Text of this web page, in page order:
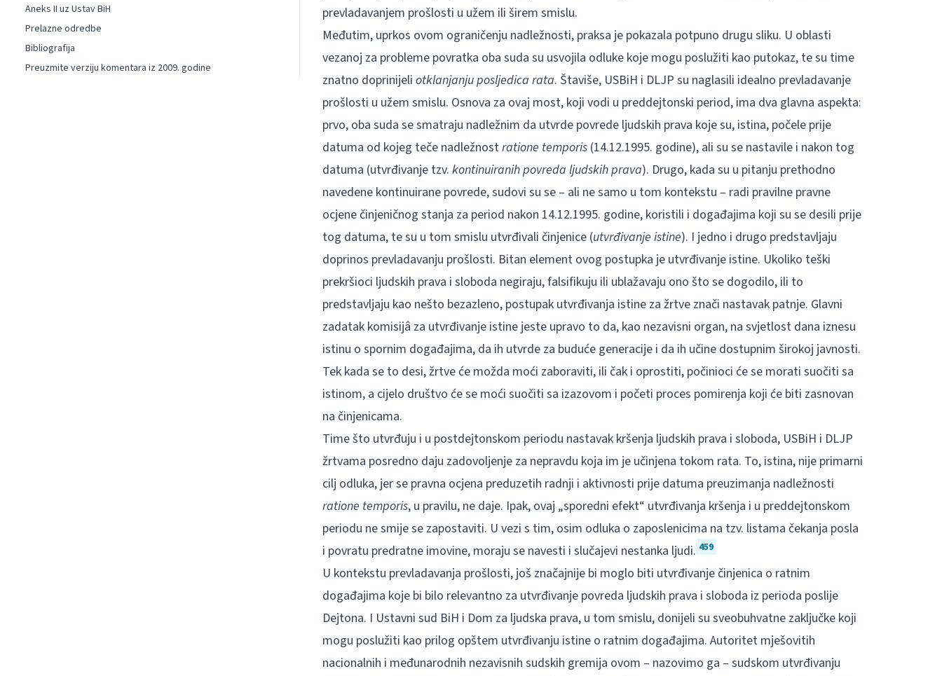
Aneks II uz Ustav BiH
Prelazne odredbe
Bibliografija
Preuzmite verziju komentara iz 2009. godine
prevladavanjem prošlosti u užem ili širem smislu.
Međutim, uprkos ovom ograničenju nadležnosti, praksa je pokazala potpuno drugu sliku. U oblasti
vezanoj za probleme povratka oba suda su usvojila odluke koje mogu poslužiti kao putokaz, te su time
znatno doprinijeli otklanjanju posljedica rata. Štaviše, USBiH i DLJP su naglasili idealno prevladavanje
prošlosti u užem smislu. Osnova za ovaj most, koji vodi u preddejtonski period, ima dva glavna aspekta:
prvo, oba suda se smatraju nadležnim da utvrde povrede ljudskih prava koje su, istina, počele prije
datuma od kojeg teče nadležnostratione temporis (14.12.1995. godine), ali su se nastavile i nakon tog
datuma (utvrđivanje tzv. kontinuiranih povreda ljudskih prava). Drugo, kada su u pitanju prethodno
navedene kontinuirane povrede, sudovi su se – ali ne samo u tom kontekstu – radi pravilne pravne
ocjene činjeničnog stanja za period nakon 14.12.1995. godine, koristili i događajima koji su se desili prije
tog datuma, te su u tom smislu utvrđivali činjenice (utvrđivanje istine). I jedno i drugo predstavljaju
doprinos prevladavanju prošlosti. Bitan element ovog postupka je utvrđivanje istine. Ukoliko teški
prekršioci ljudskih prava i sloboda negiraju, falsifikuju ili ublažavaju ono što se dogodilo, ili to
predstavljaju kao nešto bezazleno, postupak utvrđivanja istine za žrtve znači nastavak patnje. Glavni
zadatak komisijâ za utvrđivanje istine jeste upravo to da, kao nezavisni organ, na svjetlost dana iznesu
istinu o spornim događajima, da ih utvrde za buduće generacije i da ih učine dostupnim širokoj javnosti.
Tek kada se to desi, žrtve će možda moći zaboraviti, ili čak i oprostiti, počinioci će se morati suočiti sa
istinom, a cijelo društvo će se moći suočiti sa izazovom i početi proces pomirenja koji će biti zasnovan
na činjenicama.
Time što utvrđuju i u postdejtonskom periodu nastavak kršenja ljudskih prava i sloboda, USBiH i DLJP
žrtvama posredno daju zadovoljenje za nepravdu koja im je učinjena tokom rata. To, istina, nije primarni
cilj odluka, jer se pravna ocjena preduzetih radnji i aktivnosti prije datuma preuzimanja nadležnosti
ratione temporis, u pravilu, ne daje. Ipak, ovaj „sporedni efekt“ utvrđivanja kršenja i u preddejtonskom
periodu ne smije se zapostaviti. U vezi s tim, osim odluka o zaposlenicima na tzv. listama čekanja posla
i povratu predratne imovine, moraju se navesti i slučajevi nestanka ljudi. 459
U kontekstu prevladavanja prošlosti, još značajnije bi moglo biti utvrđivanje činjenica o ratnim
događajima koje bi bilo relevantno za utvrđivanje povreda ljudskih prava i sloboda iz perioda poslije
Dejtona. I Ustavni sud BiH i Dom za ljudska prava, u tom smislu, donijeli su sveobuhvatne zaključke koji
mogu poslužiti kao prilog opštem utvrđivanju istine o ratnim događajima. Autoritet mješovitih
nacionalnih i međunarodnih nezavisnih sudskih gremija ovom – nazovimo ga – sudskom utvrđivanju